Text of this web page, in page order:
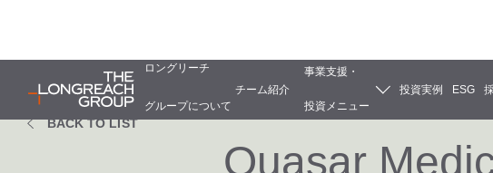
ロングリーチ
グループについて
チーム紹介
事業支援・
投資メニュー
投資実例 ESG
BACK TO LIST
Quasar